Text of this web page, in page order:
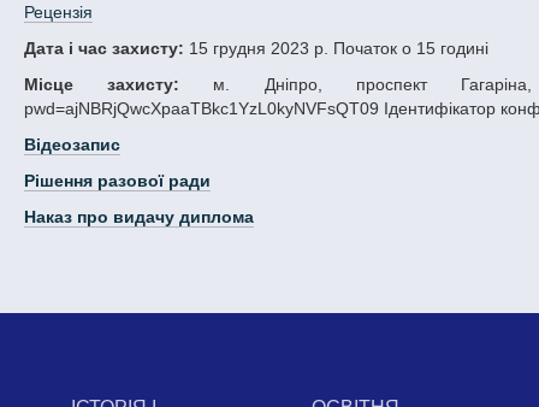
Рецензія
Дата і час захисту: 15 грудня 2023 р. Початок о 15 годині
Місце захисту: м. Дніпро, проспект Гагаріна,
pwd=ajNBRjQwcXpaaTBkc1YzL0kyNVFsQT09 Ідентифікатор
Відеозапис
Рішення разової ради
Наказ про видачу диплома